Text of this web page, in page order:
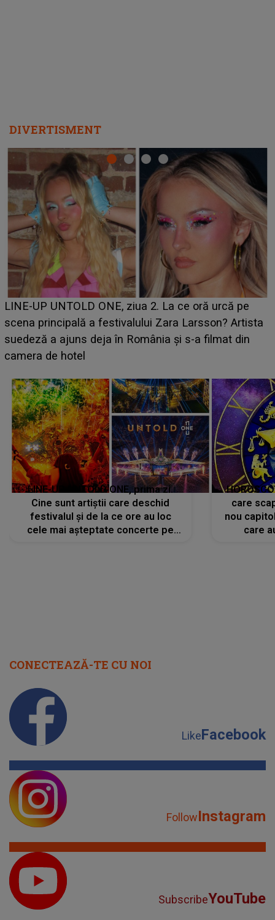
DIVERTISMENT
Ce a dezvăluit noua concurentă din "Casa Iubirii" l-a
luat prin surprindere pe Emanuel. CINE ESTE
BĂIATUL VIZAT de Alexandra?! Aflându-se în fața
faptului împlinit, A RECUNOSCUT IMEDIAT: "Am
LINE-UP UNTOLD ONE, prima zi.
Cine sunt artiștii care deschid
festivalul și de la ce ore au loc
cele mai așteptate concerte pe
care
nou
care
CONECTEAZĂ-TE CU NOI
LikeFacebook
FollowInstagram
SubscribeYouTube